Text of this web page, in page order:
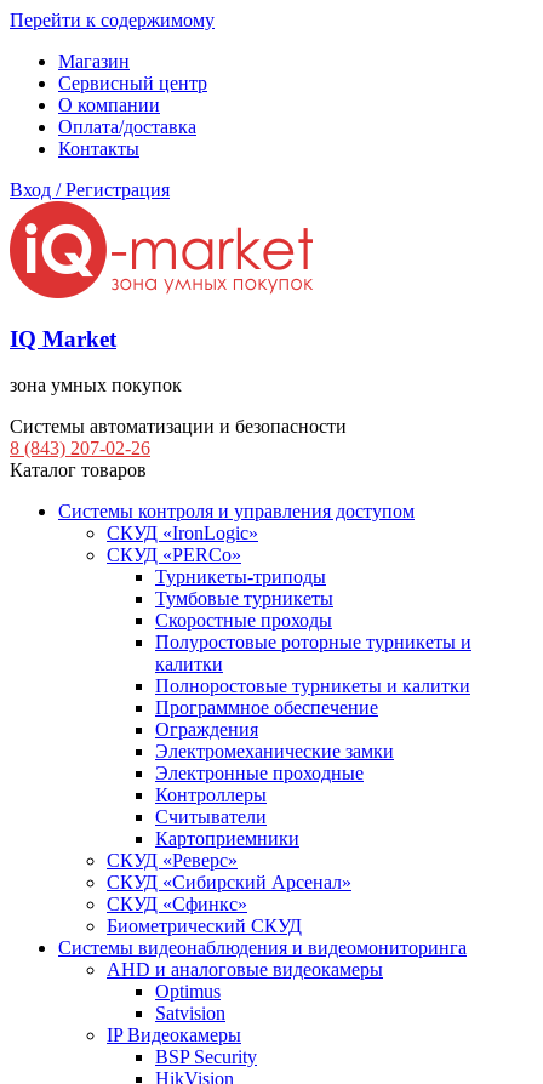
Перейти к содержимому
Магазин
Сервисный центр
О компании
Оплата/доставка
Контакты
Вход / Регистрация
IQ Market
зона умных покупок
Системы автоматизации и безопасности
8 (843) 207-02-26
Каталог товаров
Системы контроля и управления доступом
СКУД «IronLogic»
СКУД «PERCo»
Турникеты-триподы
Тумбовые турникеты
Скоростные проходы
Полуростовые роторные турникеты и
калитки
Полноростовые турникеты и калитки
Программное обеспечение
Ограждения
Электромеханические замки
Электронные проходные
Контроллеры
Считыватели
Картоприемники
СКУД «Реверс»
СКУД «Сибирский Арсенал»
СКУД «Сфинкс»
Биометрический СКУД
Системы видеонаблюдения и видеомониторинга
AHD и аналоговые видеокамеры
Optimus
Satvision
IP Видеокамеры
BSP Security
HikVision